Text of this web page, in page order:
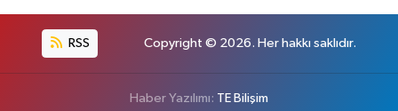
RSS Copyright © 2026. Her hakkı saklıdır.
Haber Yazılımı: TE Bilişim